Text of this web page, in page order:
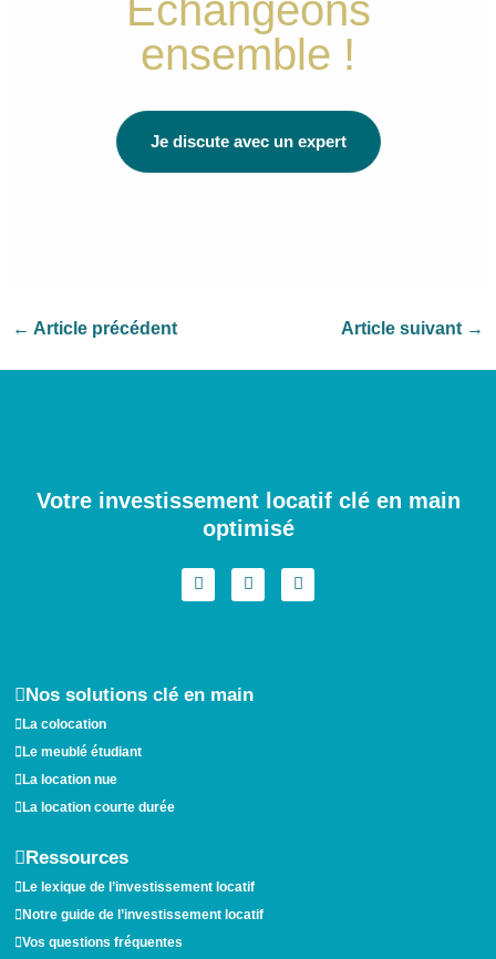
Échangeons
ensemble !
Je discute avec un expert
← Article précédent Article suivant →
Votre investissement locatif clé en main
optimisé
n
s
m
a
c
i
n
Nos solutions clé en main
La colocation
Le meublé étudiant
La location nue
La location courte durée
Ressources
Le lexique de l’investissement locatif
Notre guide de l’investissement locatif
Vos questions fréquentes